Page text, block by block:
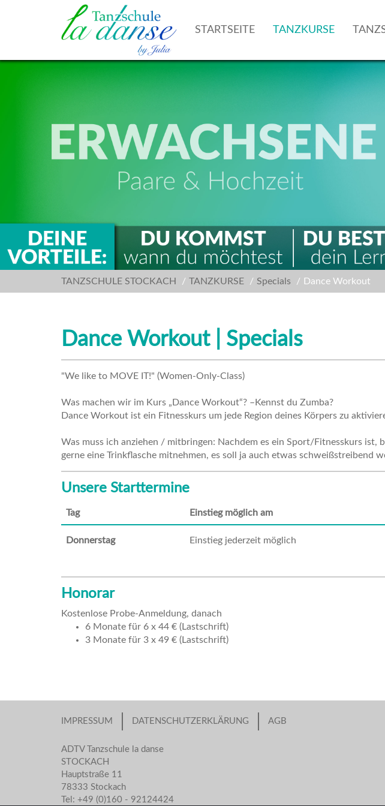
STARTSEITE TANZKURSE
TANZSCHULE STOCKACH TANZKURSE Specials Dance Workout
Dance Workout | Specials
"We like to MOVE IT!" (Women-Only-Class)
Was machen wir im Kurs „Dance Workout“? –Kennst du Zumba?
Dance Workout ist ein Fitnesskurs um jede Region deines Körpers zu
Was muss ich anziehen / mitbringen: Nachdem es ein Sport/Fitnesskurs
gerne eine Trinkflasche mitnehmen, es soll ja auch etwas schweißstreibend
Unsere Starttermine
Tag Einstieg möglich am
Donnerstag Einstieg jederzeit möglich
Honorar
Kostenlose Probe-Anmeldung, danach
6 Monate für 6 x 44 € (Lastschrift)
3 Monate für 3 x 49 € (Lastschrift)
IMPRESSUM DATENSCHUTZERKLÄRUNG AGB
ADTV Tanzschule la danse
STOCKACH
Hauptstraße 11
78333 Stockach
Tel: +49 (0)160 - 92124424